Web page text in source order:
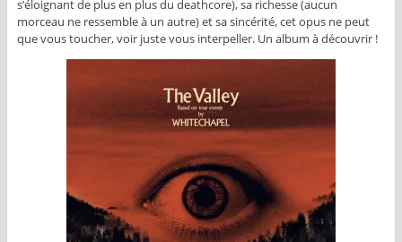
s’éloignant de plus en plus du deathcore), sa richesse (aucun
morceau ne ressemble à un autre) et sa sincérité, cet opus ne peut
que vous toucher, voir juste vous interpeller. Un album à découvrir !